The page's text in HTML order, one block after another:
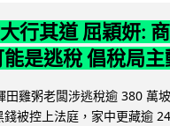
行其道 屈穎妍:
是逃稅 倡稅局
田雞粥老闆涉逃稅逾 380 萬
被控上法庭，家中更藏逾